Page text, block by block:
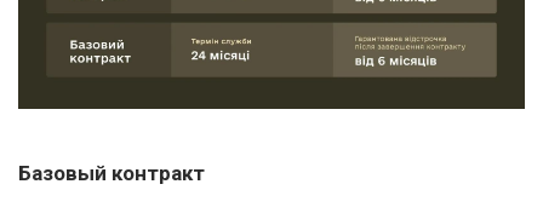
Базовый контракт